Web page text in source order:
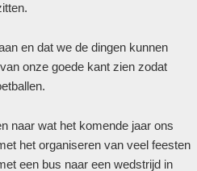
en dat we de dingen kunnen
onze goede kant zien zodat
naar wat het komende jaar ons
het organiseren van veel feesten
een bus naar een wedstrijd in